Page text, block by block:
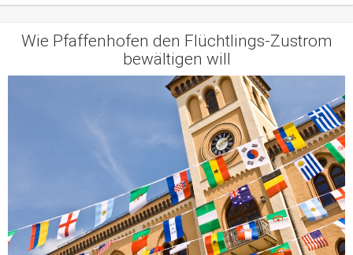
Wie Pfaffenhofen den Flüchtlings-Zustrom
bewältigen will